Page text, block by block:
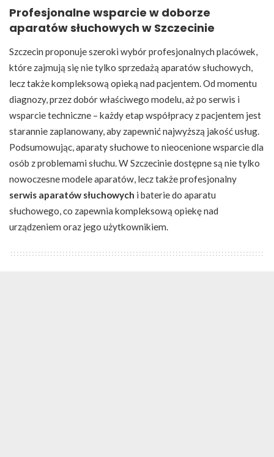
Profesjonalne wsparcie w doborze
aparatów słuchowych w Szczecinie
Szczecin proponuje szeroki wybór profesjonalnych placówek,
które zajmują się nie tylko sprzedażą aparatów słuchowych,
lecz także kompleksową opieką nad pacjentem. Od momentu
diagnozy, przez dobór właściwego modelu, aż po serwis i
wsparcie techniczne – każdy etap współpracy z pacjentem jest
starannie zaplanowany, aby zapewnić najwyższą jakość usług.
Podsumowując, aparaty słuchowe to nieocenione wsparcie dla
osób z problemami słuchu. W Szczecinie dostępne są nie tylko
nowoczesne modele aparatów, lecz także profesjonalny
serwis aparatów słuchowych i baterie do aparatu
słuchowego, co zapewnia kompleksową opiekę nad
urządzeniem oraz jego użytkownikiem.